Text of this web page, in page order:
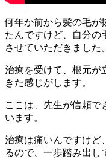
何年か前から髪の毛が
たんですけど、自分の
させていただきました。
治療を受けて、根元が
きた感じがします。
ここは、先生が信頼で
います。
治療は痛いんですけど
るので、一歩踏み出し